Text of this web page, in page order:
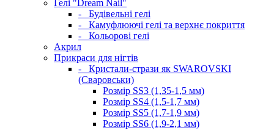
Гелі "Dream Nail"
-
Будівельні гелі
-
Камуфлюючі гелі та верхнє покриття
-
Кольорові гелі
Акрил
Прикраси для нігтів
-
Кристали-стрази як SWAROVSKI
(Сваровськи)
Розмір SS3 (1,35-1,5 мм)
Розмір SS4 (1,5-1,7 мм)
Розмір SS5 (1,7-1,9 мм)
Розмір SS6 (1,9-2,1 мм)